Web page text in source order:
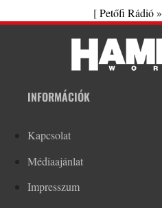
[Petőfi Rádió »
INFORMÁCIÓK
Kapcsolat
Médiaajánlat
Impresszum